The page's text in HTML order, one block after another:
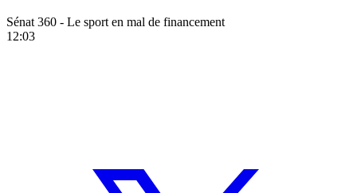
Sénat 360 - Le sport en mal de financement
12:03